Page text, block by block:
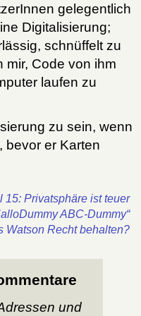
gelegentlich
Digitalisierung;
schnüffelt zu
mir, Code von ihm
laufen zu
zu sein, wenn
bevor er Karten
15: Privatsphäre ist teuer
ABC-Dummy“
Watson Recht behalten?
und